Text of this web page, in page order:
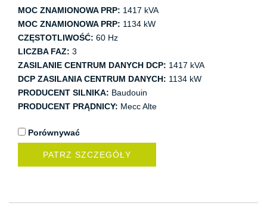
MOC ZNAMIONOWA PRP: 1417 kVA
MOC ZNAMIONOWA PRP: 1134 kW
CZĘSTOTLIWOŚĆ: 60 Hz
LICZBA FAZ: 3
ZASILANIE CENTRUM DANYCH DCP: 1417 kVA
DCP ZASILANIA CENTRUM DANYCH: 1134 kW
PRODUCENT SILNIKA: Baudouin
PRODUCENT PRĄDNICY: Mecc Alte
Porównywać
PATRZ SZCZEGÓŁY